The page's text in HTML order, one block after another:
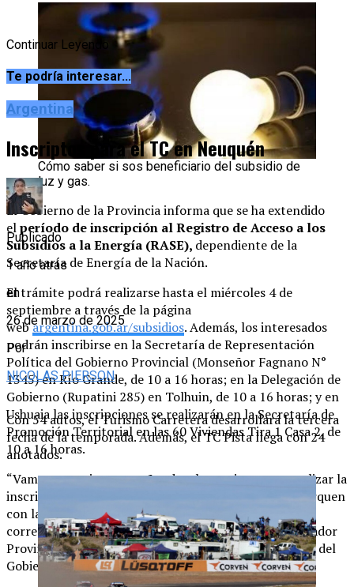
Cómo saber si sos beneficiario del subsidio de
luz y gas.
El Gobierno de la Provincia informa que se ha extendido
elperíodo de inscripción al Registro de Acceso a los
Subsidios a la Energía (RASE), dependiente de la
Secretaría de Energía de la Nación.
El trámite podrá realizarse hasta el miércoles 4 de
septiembre a través de la página
webargentina.gob.ar/subsidios. Además, los interesados
podrán inscribirse en la Secretaría de Representación
Política del Gobierno Provincial (Monseñor Fagnano N°
1345) en Río Grande, de 10 a 16 horas; en la Delegación de
Gobierno (Rupatini 285) en Tolhuin, de 10 a 16 horas; y en
Ushuaia las inscripciones se realizarán en la Secretaría de
Promoción Territorial en las 60 Viviendas Tira 1 Casa 2, de
10 a 16 horas.
“Vamos a seguir acompañando a los vecinos para realizar la
inscripción, así que los invitamos a todos a que se acerquen
con las facturas de servicios para realizar el trámite
correspondiente”, expresó José Luis Santana, coordinador
Provincial de la Secretaría de Representación Política del
Gobierno.
Continuar Leyendo
Te podría interesar...
Argentina
Inscriptos para el TC en Neuquén
Publicado
1 año atrás
en
26 de marzo de 2025
Por
NICOLAS PIERSON
Con 54 autos, el Turismo Carretera desarrollará la tercera
fecha de la temporada. Además, el TC Pista llega con 24
anotados.